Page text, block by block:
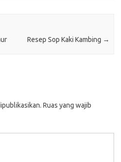
Resep Sop Kaki Kambing →
Ruas yang wajib